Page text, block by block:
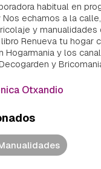
habitual en
echamos a la
y manualidades
Renueva tu hogar
Hogarmania y los
Decogarden y
Otxandio